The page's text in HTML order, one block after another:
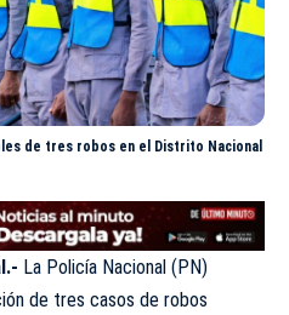
de tres robos en el Distrito Nacional
La Policía Nacional (PN)
de tres casos de robos